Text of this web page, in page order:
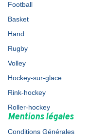
Football
Basket
Hand
Rugby
Volley
Hockey-sur-glace
Rink-hockey
Roller-hockey
Mentions légales
Conditions Générales